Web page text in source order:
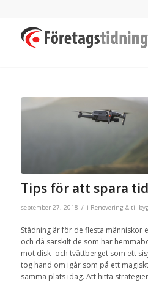
Tips för att spara
september 27, 2018 / i Renovering &
Städning är för de flesta människor
och då särskilt de som har
mot disk- och tvättberget som ett
tog hand om igår som på ett
samma plats idag. Att hitta